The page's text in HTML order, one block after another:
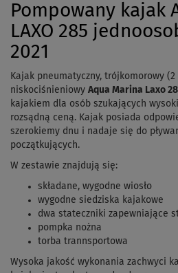
Pompowany kajak
LAXO 285
2021
Kajak pneumatyczny, trójkomorowy (2
niskociśnieniowy Aqua Marina Laxo
kajakiem dla osób szukających
rozsądną ceną. Kajak posiada
szerokiemy dnu i nadaje się do
początkujących.
W zestawie znajdują się:
składane, wygodne wiosło
wygodne siedziska kajakowe
dwa stateczniki zapewniające
pompka nożna
torba trannsportowa
Wysoka jakość wykonania zachwyci